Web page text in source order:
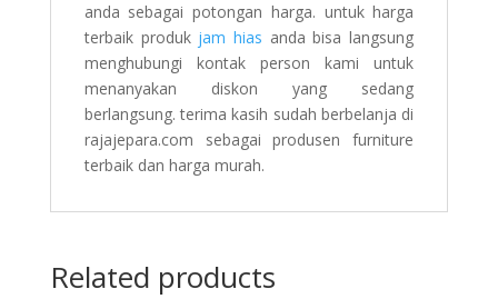
anda sebagai potongan harga. untuk harga
terbaik produk jam hias anda bisa langsung
menghubungi kontak person kami untuk
menanyakan diskon yang sedang
berlangsung. terima kasih sudah berbelanja di
rajajepara.com sebagai produsen furniture
terbaik dan harga murah.
Related products